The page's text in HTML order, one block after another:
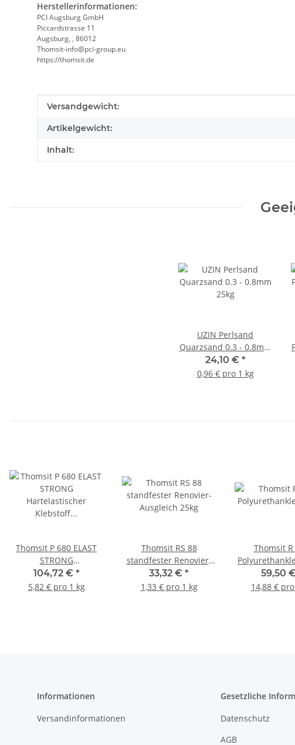
Herstellerinformationen:
PCI Augsburg GmbH
Piccardstrasse 11
Augsburg, , 86012
Thomsit-info@pci-group.eu
https://thomsit.de
Produkteigenschaft
Wert
Versandgewicht:
Artikelgewicht:
Inhalt:
UZIN Perlsand
Quarzsand 0.3 - 0.8mm
25kg
24,10 € *
0,96 € pro 1 kg
Thomsit P 680 ELAST
STRONG
Hartelastischer
Klebstoff für Massiv-
104,72 € *
5,82 € pro 1 kg
Thomsit RS 88
standfester Renovier-
Ausgleich 25kg
33,32 € *
1,33 € pro 1 kg
Thomsit R
59,50
14,88 €
Informationen
Versandinformationen
Gesetzliche
Datenschutz
AGB